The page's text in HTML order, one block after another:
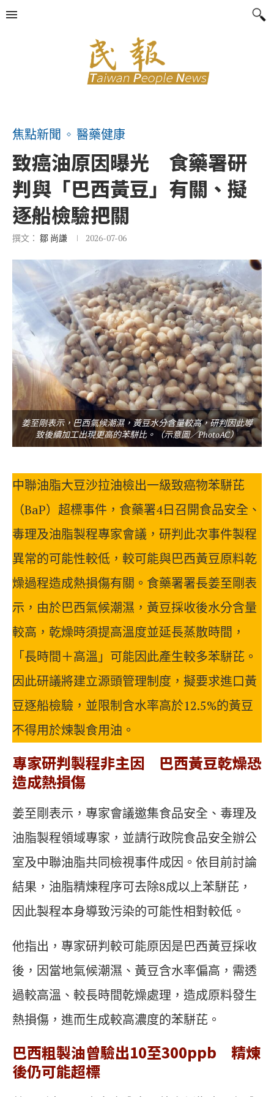
焦點新聞 醫藥健康
致癌油原因曝光 食藥署研
判與「巴西黃豆」有關、擬
逐船檢驗把關
撰文： 鄒 尚謙 2026-07-06
姜至剛表示，巴西氣候潮濕，黃豆水分含量較高，研判因此導
致後續加工出現更高的苯駢比。（示意圖／PhotoAC）
中聯油脂大豆沙拉油檢出一級致癌物苯駢芘
（BaP）超標事件，食藥署4日召開食品安全、
毒理及油脂製程專家會議，研判此次事件製程
異常的可能性較低，較可能與巴西黃豆原料乾
燥過程造成熱損傷有關。食藥署署長姜至剛表
示，由於巴西氣候潮濕，黃豆採收後水分含量
較高，乾燥時須提高溫度並延長蒸散時間，
「長時間＋高溫」可能因此產生較多苯駢芘。
因此研議將建立源頭管理制度，擬要求進口黃
豆逐船檢驗，並限制含水率高於12.5%的黃豆
不得用於煉製食用油。
專家研判製程非主因 巴西黃豆乾燥恐
造成熱損傷
姜至剛表示，專家會議邀集食品安全、毒理及
油脂製程領域專家，並請行政院食品安全辦公
室及中聯油脂共同檢視事件成因。依目前討論
結果，油脂精煉程序可去除8成以上苯駢芘，
因此製程本身導致污染的可能性相對較低。
他指出，專家研判較可能原因是巴西黃豆採收
後，因當地氣候潮濕、黃豆含水率偏高，需透
過較高溫、較長時間乾燥處理，造成原料發生
熱損傷，進而生成較高濃度的苯駢芘。
巴西粗製油曾驗出10至300ppb 精煉
後仍可能超標